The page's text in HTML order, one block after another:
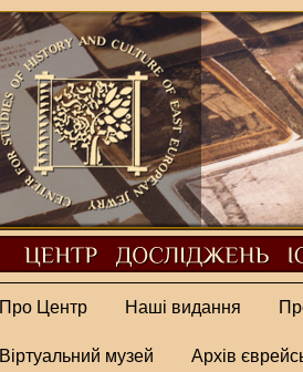
Про Центр Наші видання
Віртуальний музей Архів